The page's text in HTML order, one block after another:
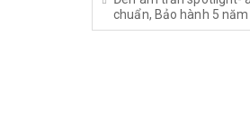
chuẩn, Bảo hành 5 năm